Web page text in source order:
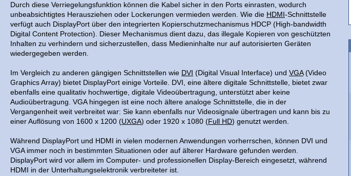
Durch diese Verriegelungsfunktion können die Kabel sicher in den Ports einrasten, wodurch
unbeabsichtigtes Herausziehen oder Lockerungen vermieden werden. Wie die HDMI-Schnittstelle
verfügt auch DisplayPort über den integrierten Kopierschutzmechanismus HDCP (High-bandwidth
Digital Content Protection). Dieser Mechanismus dient dazu, das illegale Kopieren von geschützten
Inhalten zu verhindern und sicherzustellen, dass Medieninhalte nur auf autorisierten Geräten
wiedergegeben werden.
Im Vergleich zu anderen gängigen Schnittstellen wie DVI (Digital Visual Interface) und VGA(Video
Graphics Array) bietet DisplayPort einige Vorteile. DVI, eine ältere digitale Schnittstelle, bietet zwar
ebenfalls eine qualitativ hochwertige, digitale Videoübertragung, unterstützt aber keine
Audioübertragung. VGA hingegen ist eine noch ältere analoge Schnittstelle, die in der
Vergangenheit weit verbreitet war: Sie kann ebenfalls nur Videosignale übertragen und kann bis zu
einer Auflösung von 1600 x 1200 (UXGA) oder 1920 x 1080 (Full HD) genutzt werden.
Während DisplayPort und HDMI in vielen modernen Anwendungen vorherrschen, können DVI und
VGA immer noch in bestimmten Situationen oder auf älterer Hardware gefunden werden.
DisplayPort wird vor allem im Computer- und professionellen Display-Bereich eingesetzt, während
HDMI in der Unterhaltungselektronik verbreiteter ist.